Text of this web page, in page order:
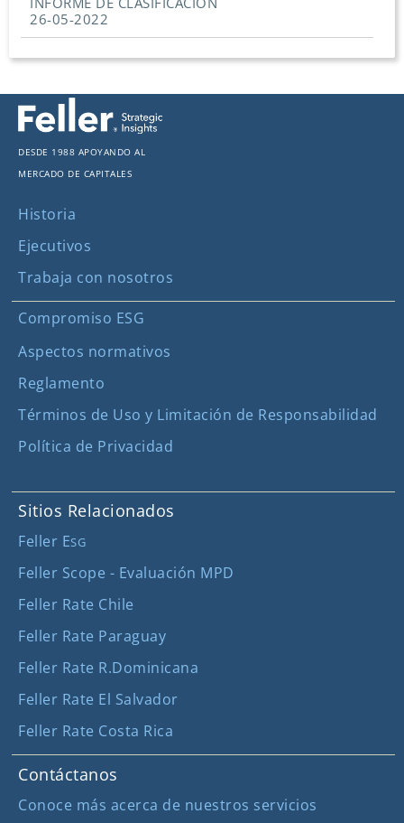
26-05-2022
Desde 1988 apoyando al
mercado de capitales
Historia
Ejecutivos
Trabaja con nosotros
Compromiso ESG
Aspectos normativos
Reglamento
Términos de Uso y Limitación de Responsabilidad
Política de Privacidad
Sitios Relacionados
Feller ESG
Feller Scope - Evaluación MPD
Feller Rate Chile
Feller Rate Paraguay
Feller Rate R.Dominicana
Feller Rate El Salvador
Feller Rate Costa Rica
Contáctanos
Conoce más acerca de nuestros servicios